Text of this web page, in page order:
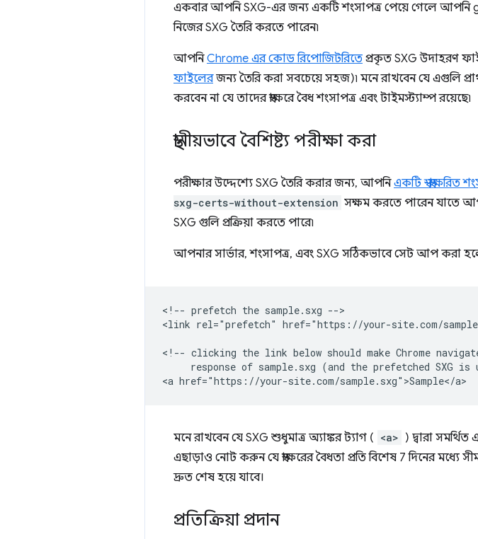
একবার আপনি SXG-এর জন্য একটি শংসাপত্র পেয়ে গেলে আপনি
নিজের SXG তৈরি করতে পারেন৷
আপনিChrome এর কোড রিপোজিটরিতে প্রকৃত SXG উদাহরণ
ফাইলেরজন্য তৈরি করা সবচেয়ে সহজ)৷ মনে রাখবেন যে এগুলি
করবেন না যে তাদের স্বাক্ষরে বৈধ শংসাপত্র এবং টাইমস্ট্যাম্প রয়েছে৷
স্থানীয়ভাবে বৈশিষ্ট্য পরীক্ষা করা
পরীক্ষার উদ্দেশ্যে SXG তৈরি করার জন্য, আপনিএকটি স্ব-স্বাক্ষরিত
sxg-certs-without-extension সক্ষম করতে পারেন যাতে
SXG গুলি প্রক্রিয়া করতে পারে৷
আপনার সার্ভার, শংসাপত্র, এবং SXG সঠিকভাবে সেট আপ করা
<!-- prefetch the sample.sxg -->
<link rel="prefetch" href="https://your-site.com/
<!-- clicking the link below should make Chrome
response of sample.sxg (and the prefetched SXG is
মনে রাখবেন যে SXG শুধুমাত্র অ্যাঙ্কর ট্যাগ ( <a> ) দ্বারা
এছাড়াও নোট করুন যে স্বাক্ষরের বৈধতা প্রতি বিশেষ 7 দিনের মধ্যে
দ্রুত শেষ হয়ে যাবে।
প্রতিক্রিয়া প্রদান